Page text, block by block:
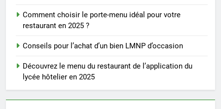
Comment choisir le porte-menu idéal pour votre
restaurant en 2025 ?
Conseils pour l’achat d’un bien LMNP d’occasion
Découvrez le menu du restaurant de l’application du
lycée hôtelier en 2025